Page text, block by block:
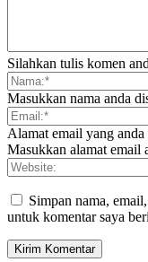
Silahkan tulis komen
Masukkan nama anda
Alamat email yang anda
Masukkan alamat email
Simpan nama,
untuk komentar saya